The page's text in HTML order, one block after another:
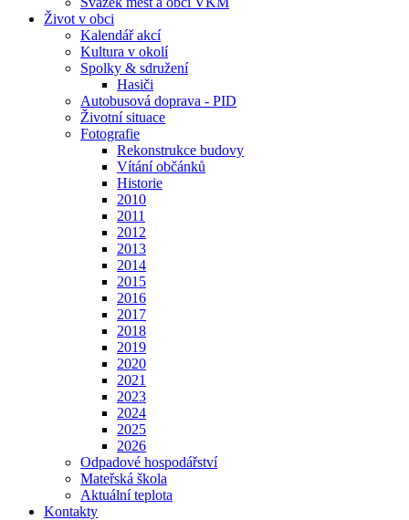
Život v obci
Kalendář akcí
Kultura v okolí
Spolky & sdružení
Hasiči
Autobusová doprava - PID
Životní situace
Fotografie
Rekonstrukce budovy
Vítání občánků
Historie
2010
2011
2012
2013
2014
2015
2016
2017
2018
2019
2020
2021
2023
2024
2025
2026
Odpadové hospodářství
Mateřská škola
Aktuální teplota
Kontakty